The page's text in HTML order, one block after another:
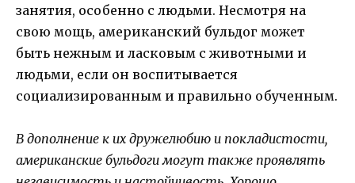
занятия, особенно с людьми. Несмотря на
свою мощь, американский бульдог может
быть нежным и ласковым с животными и
людьми, если он воспитывается
социализированным и правильно обученным.
В дополнение к их дружелюбию и покладистости,
американские бульдоги могут также проявлять